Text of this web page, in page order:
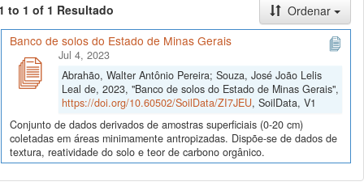
to 1 of 1 Resultado
Ordenar
Banco de solos do Estado de Minas Gerais
Jul 4, 2023
Abrahão, Walter Antônio Pereira; Souza, José João Lelis
Leal de, 2023, "Banco de solos do Estado de Minas Gerais",
https://doi.org/10.60502/SoilData/ZI7JEU, SoilData, V1
Conjunto de dados derivados de amostras superficiais (0-20 cm)
coletadas em áreas minimamente antropizadas. Dispõe-se de dados de
textura, reatividade do solo e teor de carbono orgânico.